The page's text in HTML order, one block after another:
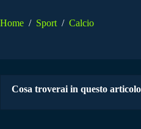
Home / Sport / Calcio
Cosa troverai in questo